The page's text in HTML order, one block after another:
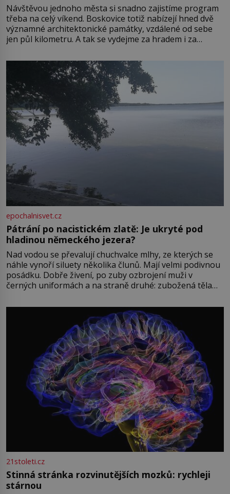
Návštěvou jednoho města si snadno zajistíme program
třeba na celý víkend. Boskovice totiž nabízejí hned dvě
významné architektonické památky, vzdálené od sebe
jen půl kilometru. A tak se vydejme za hradem i za
Boskovice na okraji Drahanské vrchoviny vznikla někdy
ve13. století, a už v roce 1313 kronikáři zaznamenali
epochalnisvet.cz
Pátrání po nacistickém zlatě: Je ukryté pod
hladinou německého jezera?
Nad vodou se převalují chuchvalce mlhy, ze kterých se
náhle vynoří siluety několika člunů. Mají velmi podivnou
posádku. Dobře živení, po zuby ozbrojení muži v
černých uniformách a na straně druhé: zubožená těla
přízračná scéna znamená? Je jaro roku 1945, druhá
světová válka se chýlí ke konci. Jezero Stolpsee
21stoleti.cz
Stinná stránka rozvinutějších mozků: rychleji
stárnou